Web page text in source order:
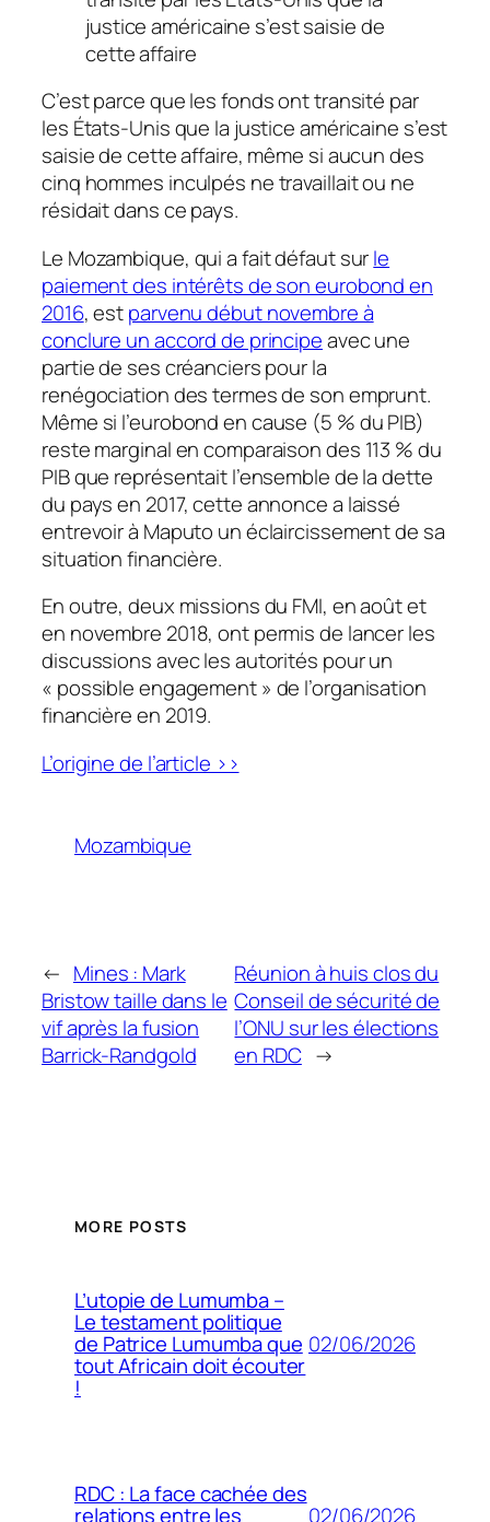
justice américaine s’est saisie de
cette affaire
C’est parce que les fonds ont transité par
les États-Unis que la justice américaine s’est
saisie de cette affaire, même si aucun des
cinq hommes inculpés ne travaillait ou ne
résidait dans ce pays.
Le Mozambique, qui a fait défaut surle
paiement des intérêts de son eurobond en
2016, estparvenu début novembre à
conclure un accord de principeavec une
partie de ses créanciers pour la
renégociation des termes de son emprunt.
Même si l’eurobond en cause (5 % du PIB)
reste marginal en comparaison des 113 % du
PIB que représentait l’ensemble de la dette
du pays en 2017, cette annonce a laissé
entrevoir à Maputo un éclaircissement de sa
situation financière.
En outre, deux missions du FMI, en août et
en novembre 2018, ont permis de lancer les
discussions avec les autorités pour un
« possible engagement » de l’organisation
financière en 2019.
L’origine de l’article >>
Mozambique
← Mines : Mark
Bristow taille dans le
vif après la fusion
Barrick-Randgold
Réunion à huis clos du
Conseil de sécurité de
l’ONU sur les élections
en RDC →
MORE POSTS
L’utopie de Lumumba –
Le testament politique
de Patrice Lumumba que
tout Africain doit écouter
!
02/06/2026
RDC : La face cachée des
relations entre les 02/06/2026